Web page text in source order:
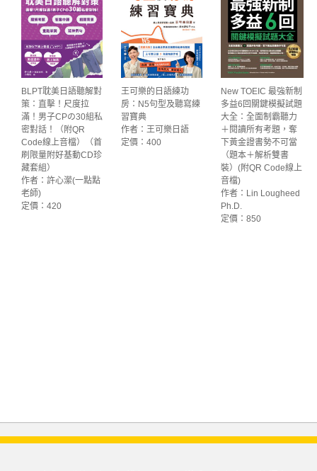
BLPT耽美日語聽解對
策：直擊！尺度拉
滿！男子CPの30組私
密對話！（附QR
Code線上音檔）（首
刷限量附好基動CD珍
藏套組）
作者：許心瀠(一點點
老師)
定價：420
王可樂的日語練功
房：N5句型及聽寫練
習寶典
作者：王可樂日語
定價：400
New TOEIC 最強新制
多益6回關鍵模擬試題
大全：全面制霸聽力
＋閱讀所有考題，奪
下黃金證書勢不可當
（題本＋解析雙書
裝）(附QR Code線上
音檔)
作者：Lin Lougheed
Ph.D.
定價：850